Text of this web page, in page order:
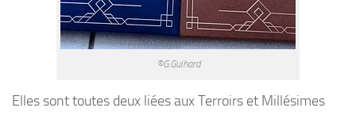
©G.Guihard
Elles sont toutes deux liées auxTerroirs et Millésimes